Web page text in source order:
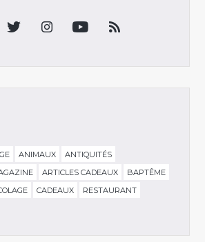
ANIMAUX
ANTIQUITÉS
ARTICLES CADEAUX
BAPTÊME
CADEAUX
RESTAURANT